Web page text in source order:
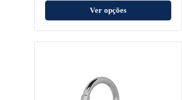
Ver opções